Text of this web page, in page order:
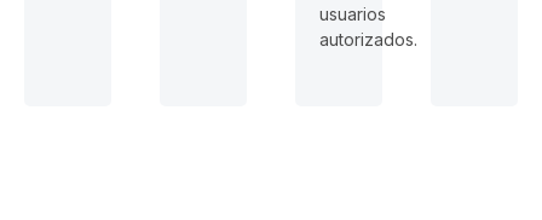
usuarios
autorizados.